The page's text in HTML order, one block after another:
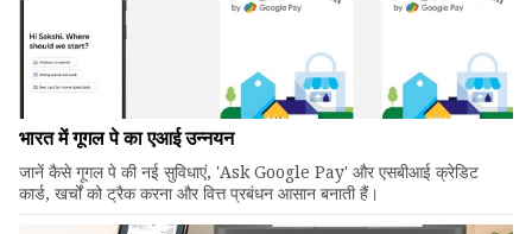
भारत में गूगल पे का एआई उन्नयन
जानें कैसे गूगल पे की नई सुविधाएं, 'Ask Google Pay' और एसबीआई क्रेडिट
कार्ड, खर्चों को ट्रैक करना और वित्त प्रबंधन आसान बनाती हैं।